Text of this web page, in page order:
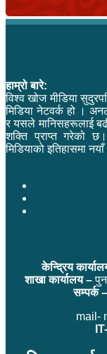
हाम्रो बारे:
विश्व खोज मीडिया
मिडिया नेटवर्क हो ।
र यसले मानिसहरूलाई
शक्ति प्राप्त गरेको
मिडियाको इतिहासमा
केन्द्रिय
शाखा कार्यालय –
सम्पर्क –
mail-